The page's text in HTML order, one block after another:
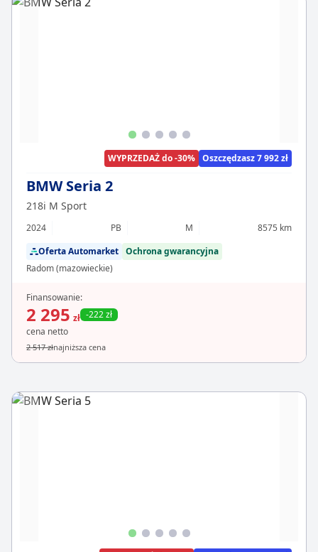
WYPRZEDAŻ do -30% Oszczędzasz 7 992 zł
BMW Seria 2
218i M Sport
2024 PB M
8575 km
Oferta Automarket Ochrona gwarancyjna
Radom (mazowieckie)
Finansowanie:
2 295 zł -222 zł
cena netto
2 517 złnajniższa cena